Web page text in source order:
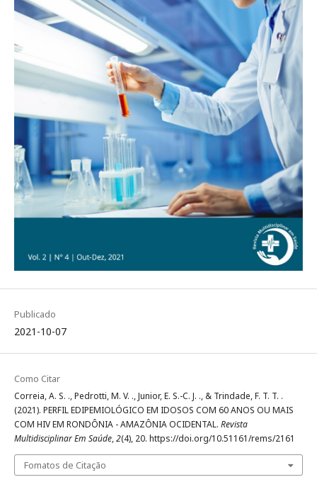
Publicado
2021-10-07
Como Citar
Correia, A. S. ., Pedrotti, M. V. ., Junior, E. S.-C. J. ., & Trindade, F. T. T. .
(2021). PERFIL EDIPEMIOLÓGICO EM IDOSOS COM 60 ANOS OU MAIS
COM HIV EM RONDÔNIA - AMAZÔNIA OCIDENTAL. Revista
Multidisciplinar Em Saúde,2(4), 20. https://doi.org/10.51161/rems/2161
Fomatos de Citação